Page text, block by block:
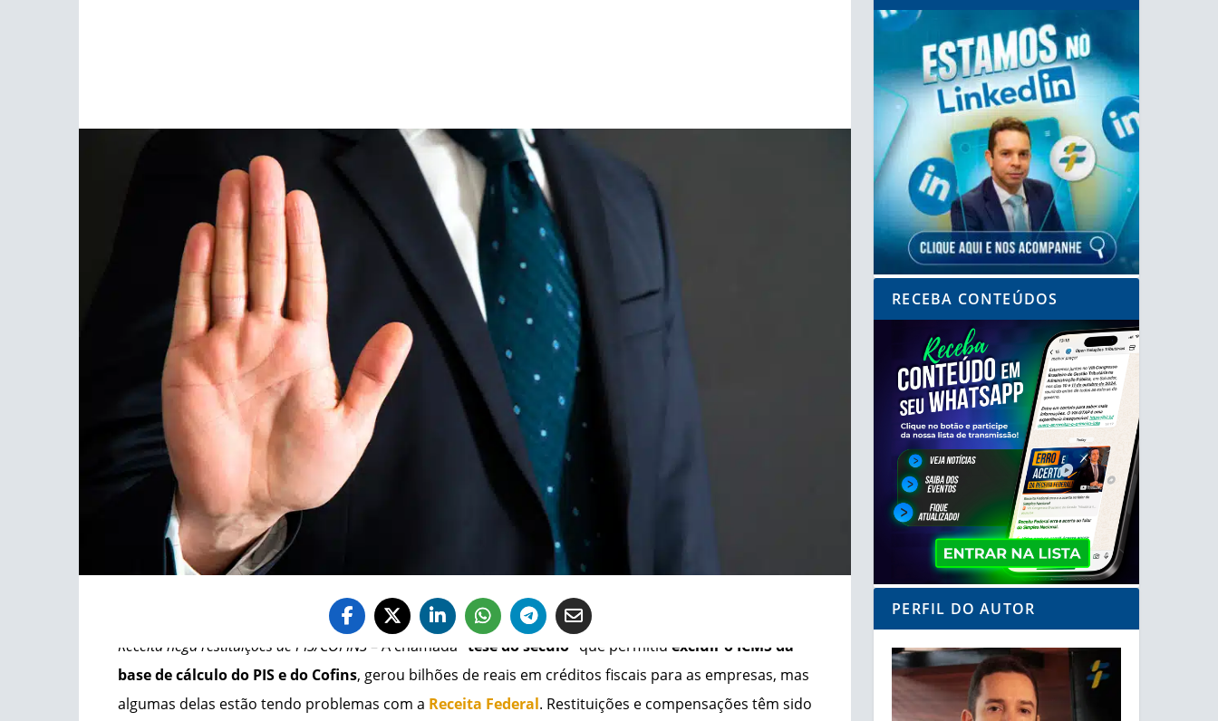
Receita nega restituições de PIS/COFINS– A chamada “tese do século” que permitiu excluir o ICMS da
base de cálculo do PIS e do Cofins, gerou bilhões de reais em créditos fiscais para as empresas, mas
algumas delas estão tendo problemas com a Receita Federal. Restituições e compensações têm sido
RECEBA CONTEÚDOS
PERFIL DO AUTOR